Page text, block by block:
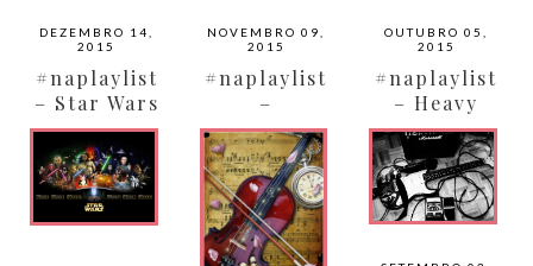
DEZEMBRO 14,
2015
#naplaylist
– Star Wars
NOVEMBRO 09,
2015
#naplaylist
–
Soundtrack
OUTUBRO 05,
2015
#naplaylist
– Heavy
Metal